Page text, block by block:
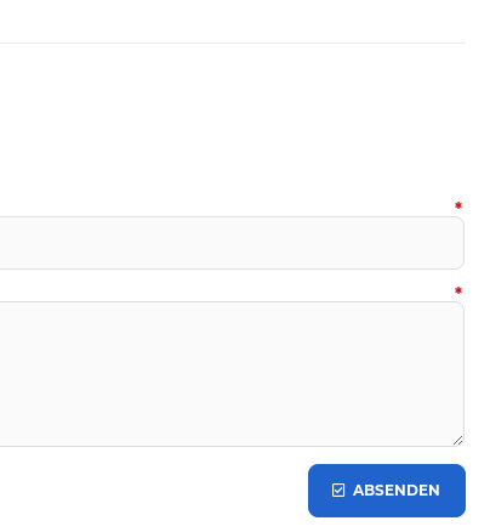
*
*
ABSENDEN